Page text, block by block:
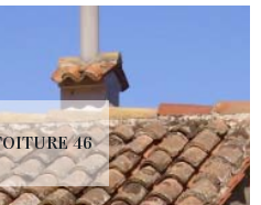
46